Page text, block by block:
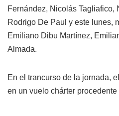
Fernández, Nicolás Tagliafico,
Rodrigo De Paul y este lunes,
Emiliano Dibu Martínez,
Almada.
En el trancurso de la jornada,
en un vuelo chárter procedente